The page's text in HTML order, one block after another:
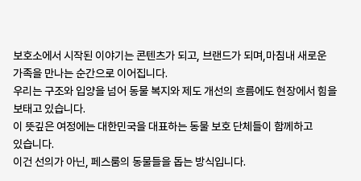
보호소에서 시작된 이야기는 콘텐츠가 되고, 브랜드가 되며, 마침내 새로운
가족을 만나는 순간으로 이어집니다.
우리는 구조와 입양을 넘어 동물 복지와 제도 개선의 흐름에도 현장에서 힘을
보태고 있습니다.
이 뜻깊은 여정에는 대한민국을 대표하는 동물 보호 단체들이 함께하고
있습니다.
이건 선의가 아닌, 페스룸의 동물들을 돕는 방식입니다.